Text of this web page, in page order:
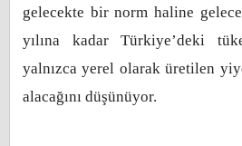
gelecekte bir norm haline
yılına kadar Türkiye’deki
yalnızca yerel olarak üretilen
alacağını düşünüyor.